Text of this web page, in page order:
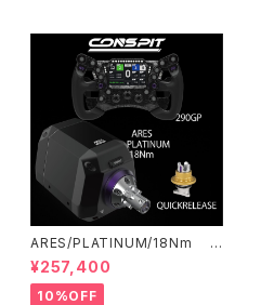
ARES/PLATINUM/18Nm B
UNDLE
¥257,400
10%OFF